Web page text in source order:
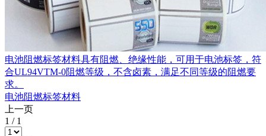
电池阻燃标签材料具有阻燃、绝缘性能，可用于电池标签，符
合UL94VTM-0阻燃等级，不含卤素，满足不同等级的阻燃要
求。
电池阻燃标签材料
上一页
1 / 1